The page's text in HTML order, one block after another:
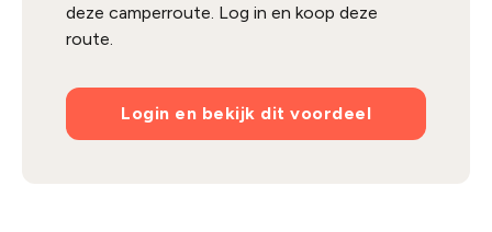
deze camperroute. Log in en koop deze
route.
Login en bekijk dit voordeel